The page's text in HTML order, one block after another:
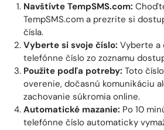
Navštívte TempSMS.com:
TempSMS.com a prezrite si
čísla.
Vyberte si svoje číslo: Vyberte a
telefónne číslo zo zoznamu
Použite podľa potreby: Toto
overenie, dočasnú komunikáciu
zachovanie súkromia online.
Automatické mazanie: Po 10
telefónne číslo automaticky